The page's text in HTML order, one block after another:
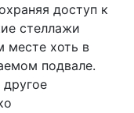
доступ к
стеллажи
месте хоть в
подвале.